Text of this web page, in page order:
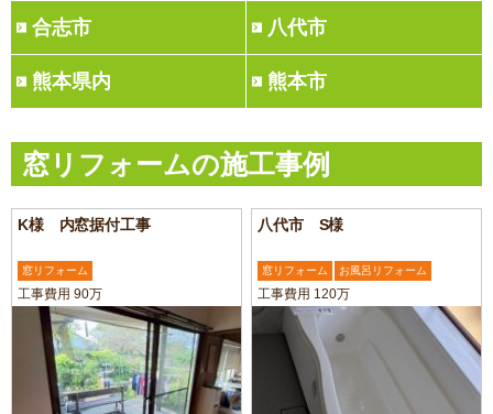
合志市 八代市
熊本県内 熊本市
窓リフォームの施工事例
K様 内窓据付工事
窓リフォーム
工事費用 90万
八代市 S様
窓リフォーム お風呂リフォーム
工事費用 120万